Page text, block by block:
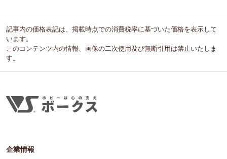
記事内の価格表記は、掲載時点での消費税率に基づいた価格を表示して
います。
このコンテンツ内の情報、画像の二次使用及び無断引用は禁止いたしま
す。
企業情報